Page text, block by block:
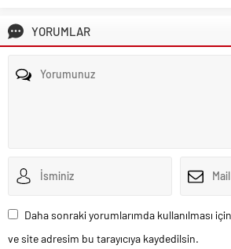
YORUMLAR
Daha sonraki yorumlarımda kullanılması
ve site adresim bu tarayıcıya kaydedilsin.